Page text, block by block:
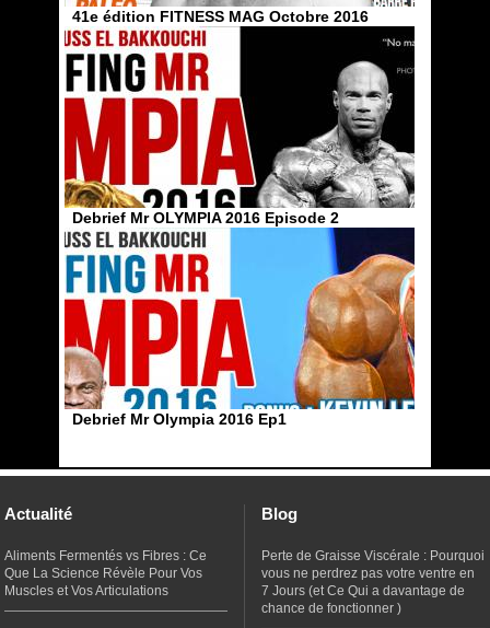
41e édition FITNESS MAG Octobre 2016
Debrief Mr OLYMPIA 2016 Episode 2
Debrief Mr Olympia 2016 Ep1
Actualité
Aliments Fermentés vs Fibres : Ce
Que La Science Révèle Pour Vos
Muscles et Vos Articulations
Blog
Perte de Graisse Viscérale : Pourquoi
vous ne perdrez pas votre ventre en
7 Jours (et Ce Qui a davantage de
chance de fonctionner )